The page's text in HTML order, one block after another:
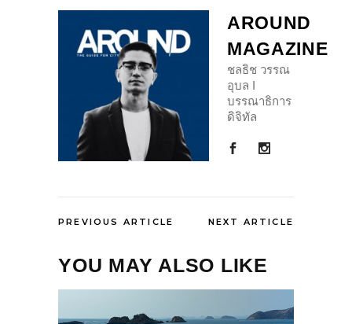
AROUND
MAGAZINE
ชลธิช วรรณ
อุบล I
บรรณาธิการ
ดิจิทัล
PREVIOUS ARTICLE NEXT ARTICLE
YOU MAY ALSO LIKE